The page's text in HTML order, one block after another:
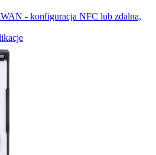
- konfiguracja NFC lub zdalna,